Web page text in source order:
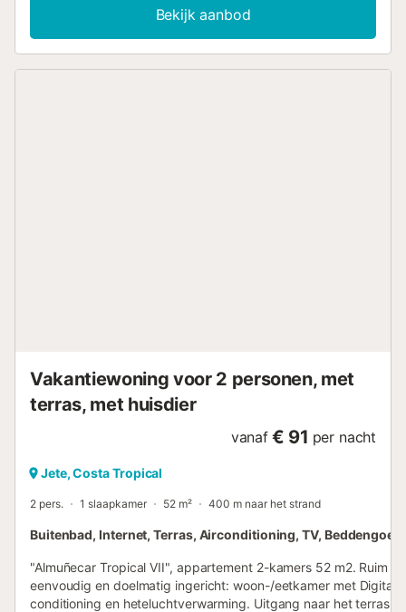
tv. Een kinderstoel is ook beschikbaar. De villa beschikt
over een privé buitenruimte met een verwarmd zwembad,
een tuin, tuinmeubelen, een open terras, een balkon en
Bekijk aanbod
Vakantiewoning voor 2 personen, met
terras, met huisdier
vanaf € 91 per nacht
Jete, Costa Tropical
2 pers. 1 slaapkamer 52 m² 400 m naar het strand
Buitenbad, Internet, Terras, Airconditioning, TV, Beddengoed
"Almuñecar Tropical VII", appartement 2-kamers 52 m2. Ruim
eenvoudig en doelmatig ingericht: woon-/eetkamer met Digitale
conditioning en heteluchtverwarming. Uitgang naar het terras.